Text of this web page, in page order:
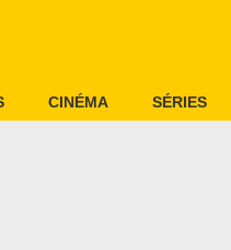
CINÉMA SÉRIES